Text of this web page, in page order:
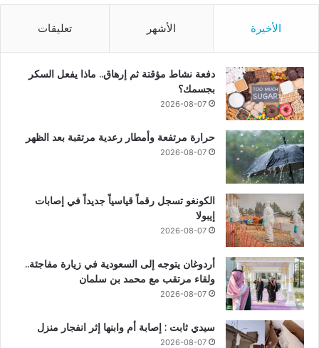
الأخيرة الأشهر تعليقات
دفعة نشاط مؤقتة ثم إرهاق.. ماذا يفعل السكر
بجسمك؟
2026-08-07
حرارة مرتفعة وأمطار رعدية مرتقبة بعد الظهر
2026-08-07
الكونغو تسجل رقماً قياسياً جديداً في إصابات
إيبولا
2026-08-07
أردوغان يتوجه إلى السعودية في زيارة مفاجئة..
ولقاء مرتقب مع محمد بن سلمان
2026-08-07
سيدي ثابت : إصابة أم وابنها إثر انفجار منزل
2026-08-07